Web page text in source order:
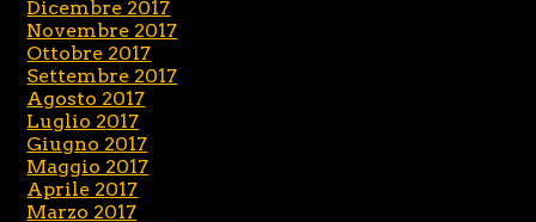
Dicembre 2017
Novembre 2017
Ottobre 2017
Settembre 2017
Agosto 2017
Luglio 2017
Giugno 2017
Maggio 2017
Aprile 2017
Marzo 2017